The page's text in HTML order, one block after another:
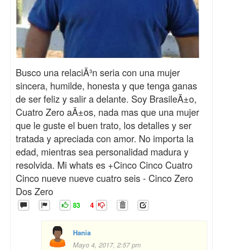
Busco una relaciÃ³n seria con una mujer
sincera, humilde, honesta y que tenga ganas
de ser feliz y salir a delante. Soy BrasileÃ±o,
Cuatro Zero aÃ±os, nada mas que una mujer
que le guste el buen trato, los detalles y ser
tratada y apreciada con amor. No importa la
edad, mientras sea personalidad madura y
resolvida. Mi whats es +Cinco Cinco Cuatro
Cinco nueve nueve cuatro seis - Cinco Zero
Dos Zero
83 4
Hania
Mayo 4, 2017, 2:57 pm